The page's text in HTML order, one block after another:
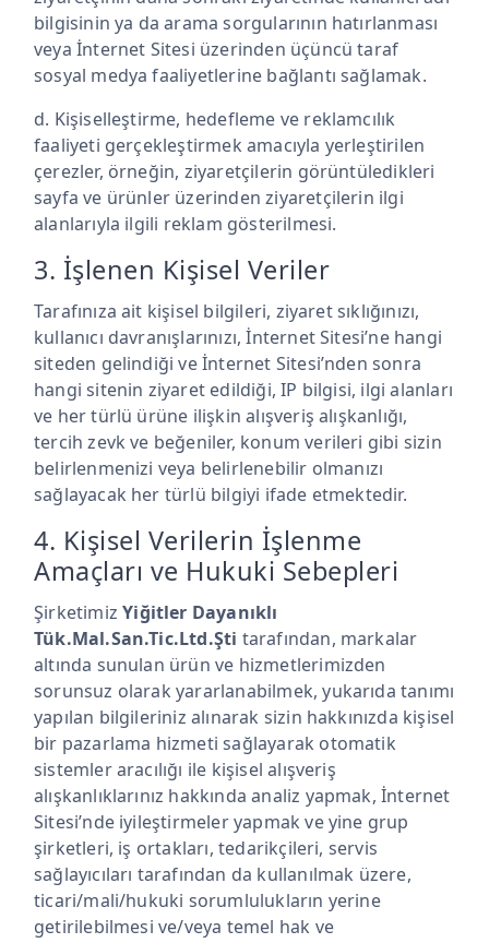
bilgisinin ya da arama sorgularının hatırlanması
veya İnternet Sitesi üzerinden üçüncü taraf
sosyal medya faaliyetlerine bağlantı sağlamak.
d. Kişiselleştirme, hedefleme ve reklamcılık
faaliyeti gerçekleştirmek amacıyla yerleştirilen
çerezler, örneğin, ziyaretçilerin görüntüledikleri
sayfa ve ürünler üzerinden ziyaretçilerin ilgi
alanlarıyla ilgili reklam gösterilmesi.
3. İşlenen Kişisel Veriler
Tarafınıza ait kişisel bilgileri, ziyaret sıklığınızı,
kullanıcı davranışlarınızı, İnternet Sitesi’ne hangi
siteden gelindiği ve İnternet Sitesi’nden sonra
hangi sitenin ziyaret edildiği, IP bilgisi, ilgi alanları
ve her türlü ürüne ilişkin alışveriş alışkanlığı,
tercih zevk ve beğeniler, konum verileri gibi sizin
belirlenmenizi veya belirlenebilir olmanızı
sağlayacak her türlü bilgiyi ifade etmektedir.
4. Kişisel Verilerin İşlenme
Amaçları ve Hukuki Sebepleri
ŞirketimizYiğitler Dayanıklı
Tük.Mal.San.Tic.Ltd.Şti tarafından, markalar
altında sunulan ürün ve hizmetlerimizden
sorunsuz olarak yararlanabilmek, yukarıda tanımı
yapılan bilgileriniz alınarak sizin hakkınızda kişisel
bir pazarlama hizmeti sağlayarak otomatik
sistemler aracılığı ile kişisel alışveriş
alışkanlıklarınız hakkında analiz yapmak, İnternet
Sitesi’nde iyileştirmeler yapmak ve yine grup
şirketleri, iş ortakları, tedarikçileri, servis
sağlayıcıları tarafından da kullanılmak üzere,
ticari/mali/hukuki sorumlulukların yerine
getirilebilmesi ve/veya temel hak ve